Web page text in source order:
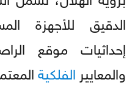
الدقيق للأجهزة
إحداثيات موقع
والمعايير الفلكية